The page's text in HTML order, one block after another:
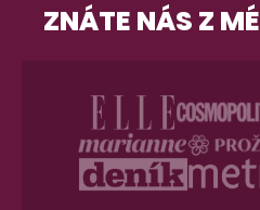
ZNÁTE NÁS Z